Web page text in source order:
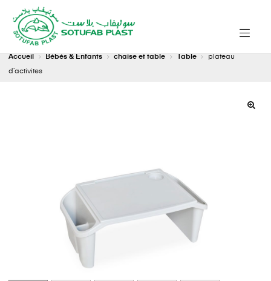
Accueil Bébés & Enfants chaise et table Table
plateau
d’activites